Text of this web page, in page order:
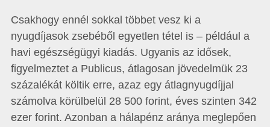
Csakhogy ennél sokkal többet vesz ki a
nyugdíjasok zsebéből egyetlen tétel is – például a
havi egészségügyi kiadás. Ugyanis az idősek,
figyelmeztet a Publicus, átlagosan jövedelmük 23
százalékát költik erre, azaz egy átlagnyugdíjjal
számolva körülbelül 28 500 forint, éves szinten 342
ezer forint. Azonban a hálapénz aránya meglepően